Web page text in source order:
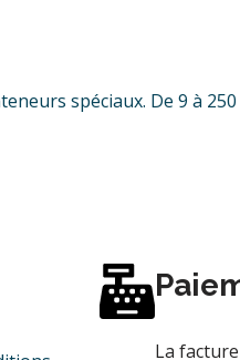
spéciaux. De 9 à 250
La